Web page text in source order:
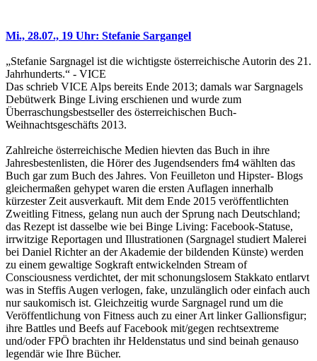
Mi., 28.07., 19 Uhr: Stefanie Sargangel
„Stefanie Sargnagel ist die wichtigste österreichische Autorin des 21.
Jahrhunderts.“ - VICE
Das schrieb VICE Alps bereits Ende 2013; damals war Sargnagels
Debütwerk Binge Living erschienen und wurde zum
Überraschungsbestseller des österreichischen Buch-
Weihnachtsgeschäfts 2013.
Zahlreiche österreichische Medien hievten das Buch in ihre
Jahresbestenlisten, die Hörer des Jugendsenders fm4 wählten das
Buch gar zum Buch des Jahres. Von Feuilleton und Hipster- Blogs
gleichermaßen gehypet waren die ersten Auflagen innerhalb
kürzester Zeit ausverkauft. Mit dem Ende 2015 veröffentlichten
Zweitling Fitness, gelang nun auch der Sprung nach Deutschland;
das Rezept ist dasselbe wie bei Binge Living: Facebook-Statuse,
irrwitzige Reportagen und Illustrationen (Sargnagel studiert Malerei
bei Daniel Richter an der Akademie der bildenden Künste) werden
zu einem gewaltige Sogkraft entwickelnden Stream of
Consciousness verdichtet, der mit schonungslosem Stakkato entlarvt
was in Steffis Augen verlogen, fake, unzulänglich oder einfach auch
nur saukomisch ist. Gleichzeitig wurde Sargnagel rund um die
Veröffentlichung von Fitness auch zu einer Art linker Gallionsfigur;
ihre Battles und Beefs auf Facebook mit/gegen rechtsextreme
und/oder FPÖ brachten ihr Heldenstatus und sind beinah genauso
legendär wie Ihre Bücher.